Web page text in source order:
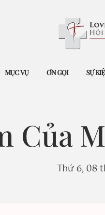
MỤC VỤ ƠN GỌI SỰ
Của
Thứ 6, 08